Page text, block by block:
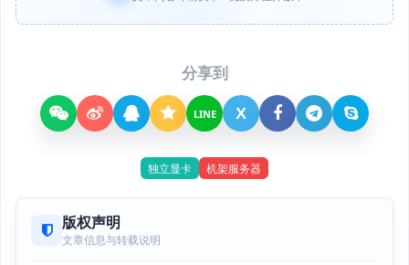
分享到
LINE X
独立显卡 机架服务器
版权声明
文章信息与转载说明